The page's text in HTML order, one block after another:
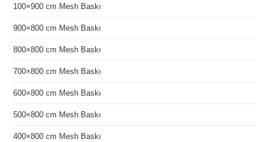
100×900 cm Mesh Baskı
900×800 cm Mesh Baskı
800×800 cm Mesh Baskı
700×800 cm Mesh Baskı
600×800 cm Mesh Baskı
500×800 cm Mesh Baskı
400×800 cm Mesh Baskı